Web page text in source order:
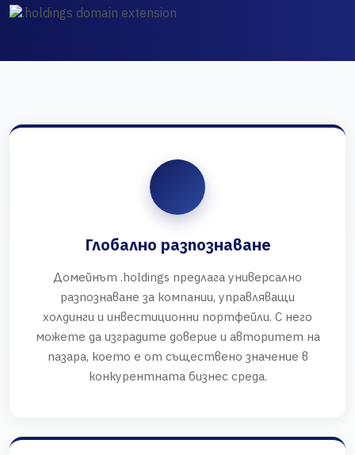
Глобално разпознаване
Домейнът .holdings предлага универсално
разпознаване за компании, управляващи
холдинги и инвестиционни портфейли. С него
можете да изградите доверие и авторитет на
пазара, което е от съществено значение в
конкурентната бизнес среда.